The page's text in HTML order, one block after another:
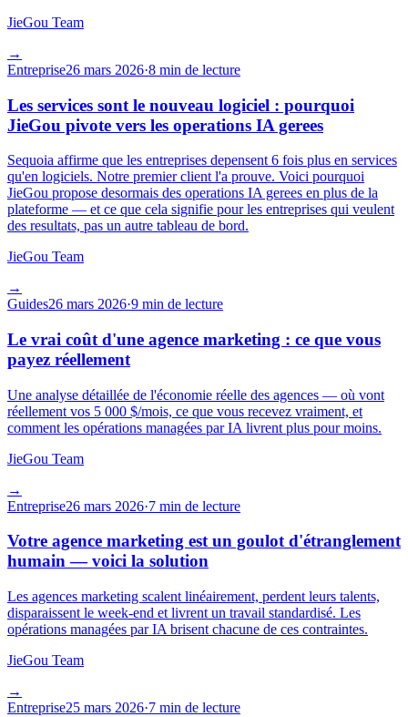
JieGou Team
→
Entreprise26 mars 2026·8 min de lecture
Les services sont le nouveau logiciel : pourquoi
JieGou pivote vers les operations IA gerees
Sequoia affirme que les entreprises depensent 6 fois plus en services
qu'en logiciels. Notre premier client l'a prouve. Voici pourquoi
JieGou propose desormais des operations IA gerees en plus de la
plateforme — et ce que cela signifie pour les entreprises qui veulent
des resultats, pas un autre tableau de bord.
JieGou Team
→
Guides26 mars 2026·9 min de lecture
Le vrai coût d'une agence marketing : ce que vous
payez réellement
Une analyse détaillée de l'économie réelle des agences — où vont
réellement vos 5 000 $/mois, ce que vous recevez vraiment, et
comment les opérations managées par IA livrent plus pour moins.
JieGou Team
→
Entreprise26 mars 2026·7 min de lecture
Votre agence marketing est un goulot d'étranglement
humain — voici la solution
Les agences marketing scalent linéairement, perdent leurs talents,
disparaissent le week-end et livrent un travail standardisé. Les
opérations managées par IA brisent chacune de ces contraintes.
JieGou Team
→
Entreprise25 mars 2026·7 min de lecture